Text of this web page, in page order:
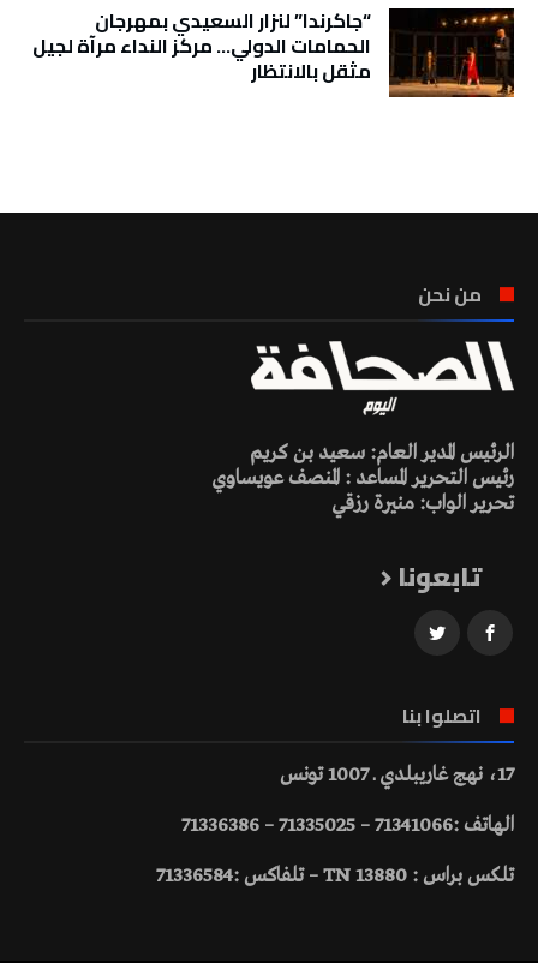
“جاكرندا” لنزار السعيدي بمهرجان
الحمامات الدولي… مركز النداء مرآة لجيل
مثقل بالانتظار
من نحن
الرئيس المدير العام: سعيد بن كريم
رئيس التحرير المساعد : المنصف عويساوي
تحرير الواب: منيرة رزقي
تابعونا
اتصلوا بنا
17، نهج غاريبلدي ـ 1007 تونس
الهاتف :71341066 – 71335025 – 71336386
تلكس براس : 13880 TN – تلفاكس :71336584